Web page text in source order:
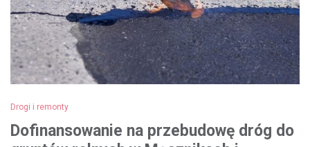
Drogi i remonty
Dofinansowanie na przebudowę dróg do